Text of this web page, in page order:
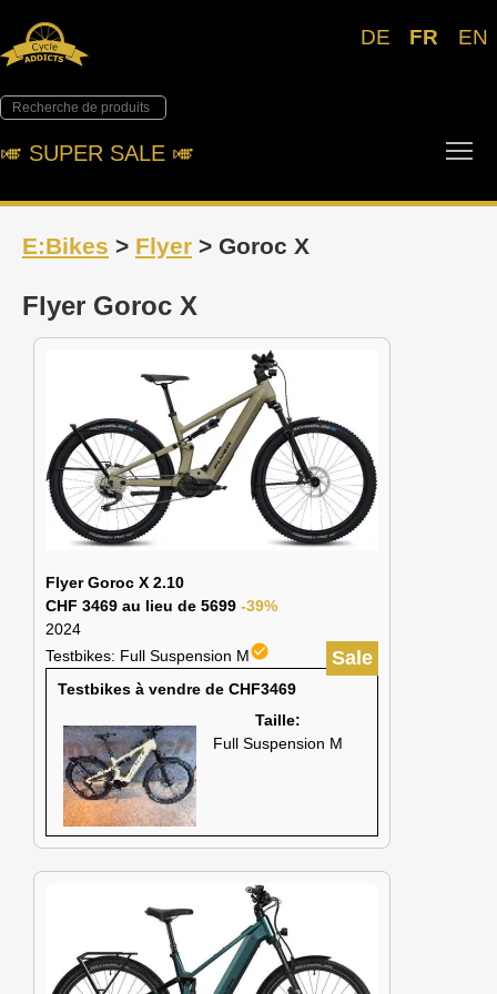
DE FR EN
🎺︎ SUPER SALE 🎺︎
E:Bikes > Flyer > Goroc X
Flyer Goroc X
Flyer Goroc X 2.10
CHF 3469 au lieu de 5699 -39%
2024
Sale
Testbikes: Full Suspension Mcheck_circle
Testbikes à vendre de CHF3469
Taille:
Full Suspension M